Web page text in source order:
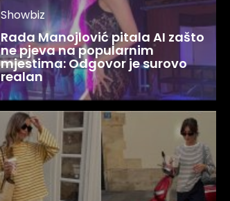
Showbiz
Rada Manojlović pitala AI zašto
ne pjeva na popularnim
mjestima: Odgovor je surovo
realan